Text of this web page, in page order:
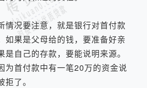
况要注意，就是银行对首付款
如果是父母给的钱，要准备好亲
是自己的存款，要能说明来源。
为首付款中有一笔20万的资金说
了。